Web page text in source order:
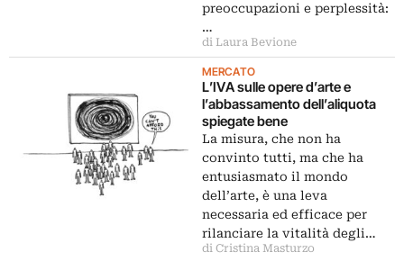
preoccupazioni e perplessità:
…
di Laura Bevione
MERCATO
L’IVA sulle opere d’arte e
l’abbassamento dell’aliquota
spiegate bene
La misura, che non ha
convinto tutti, ma che ha
entusiasmato il mondo
dell’arte, è una leva
necessaria ed efficace per
rilanciare la vitalità degli…
di Cristina Masturzo